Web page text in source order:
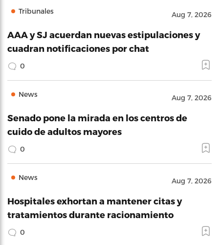
Tribunales Aug 7, 2026
AAA y SJ acuerdan nuevas estipulaciones y
cuadran notificaciones por chat
0
News Aug 7, 2026
Senado pone la mirada en los centros de
cuido de adultos mayores
0
News Aug 7, 2026
Hospitales exhortan a mantener citas y
tratamientos durante racionamiento
0